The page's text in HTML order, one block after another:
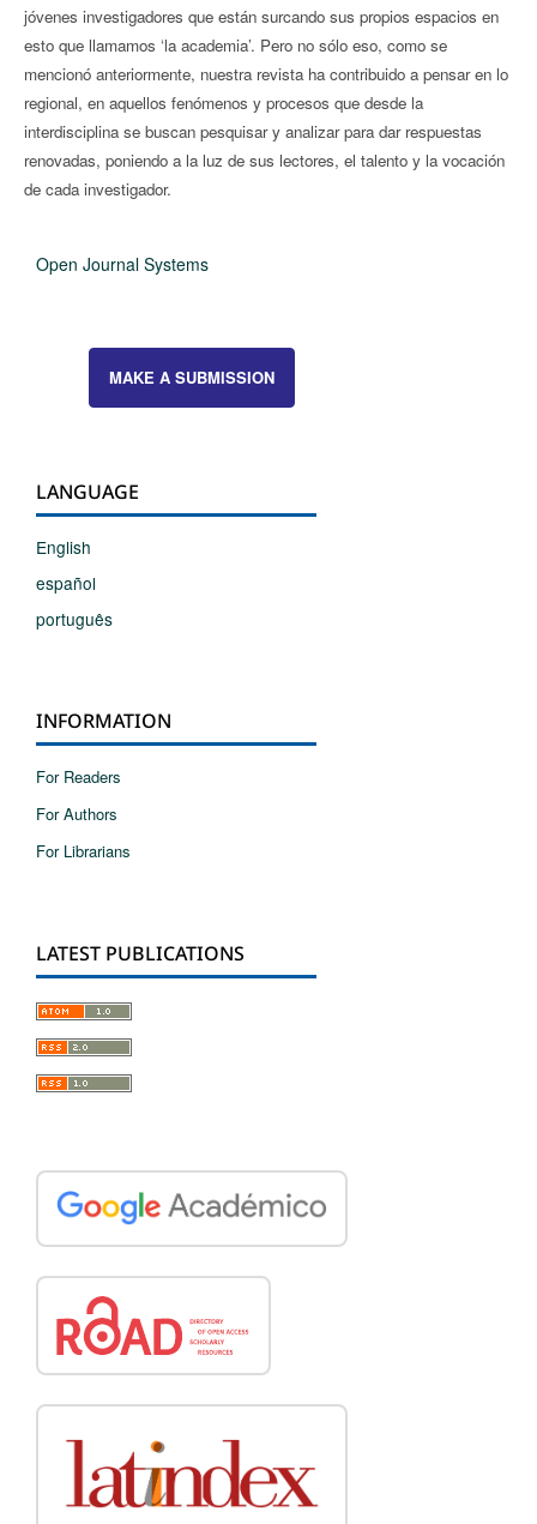
jóvenes investigadores que están surcando sus propios espacios en
esto que llamamos ‘la academia’. Pero no sólo eso, como se
mencionó anteriormente, nuestra revista ha contribuido a pensar en lo
regional, en aquellos fenómenos y procesos que desde la
interdisciplina se buscan pesquisar y analizar para dar respuestas
renovadas, poniendo a la luz de sus lectores, el talento y la vocación
de cada investigador.
Open Journal Systems
MAKE A SUBMISSION
LANGUAGE
English
español
português
INFORMATION
For Readers
For Authors
For Librarians
LATEST PUBLICATIONS